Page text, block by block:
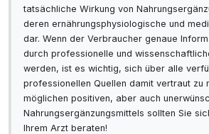
tatsächliche Wirkung von
deren ernährungsphysiologische und
dar. Wenn der Verbraucher genaue
durch professionelle und
werden, ist es wichtig, sich über alle
professionellen Quellen damit vertraut zu
möglichen positiven, aber auch
Nahrungsergänzungsmittels sollten Sie
Ihrem Arzt beraten!